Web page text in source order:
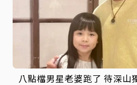
八點檔男星老婆跑了 待深山